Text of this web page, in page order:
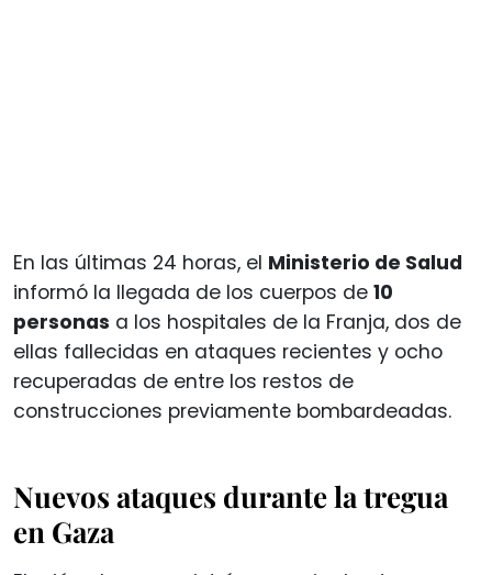
En las últimas 24 horas, el Ministerio de Salud
informó la llegada de los cuerpos de 10
personas a los hospitales de la Franja, dos de
ellas fallecidas en ataques recientes y ocho
recuperadas de entre los restos de
construcciones previamente bombardeadas.
Nuevos ataques durante la tregua
en Gaza